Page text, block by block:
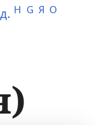
H G Я O